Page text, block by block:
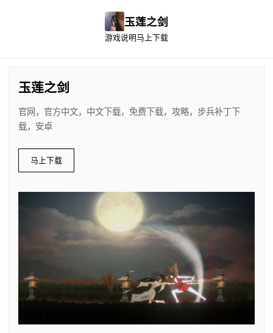
玉莲之剑
游戏说明马上下载
玉莲之剑
官网，官方中文，中文下载，免费下载，攻略，步兵补丁下
载，安卓
马上下载